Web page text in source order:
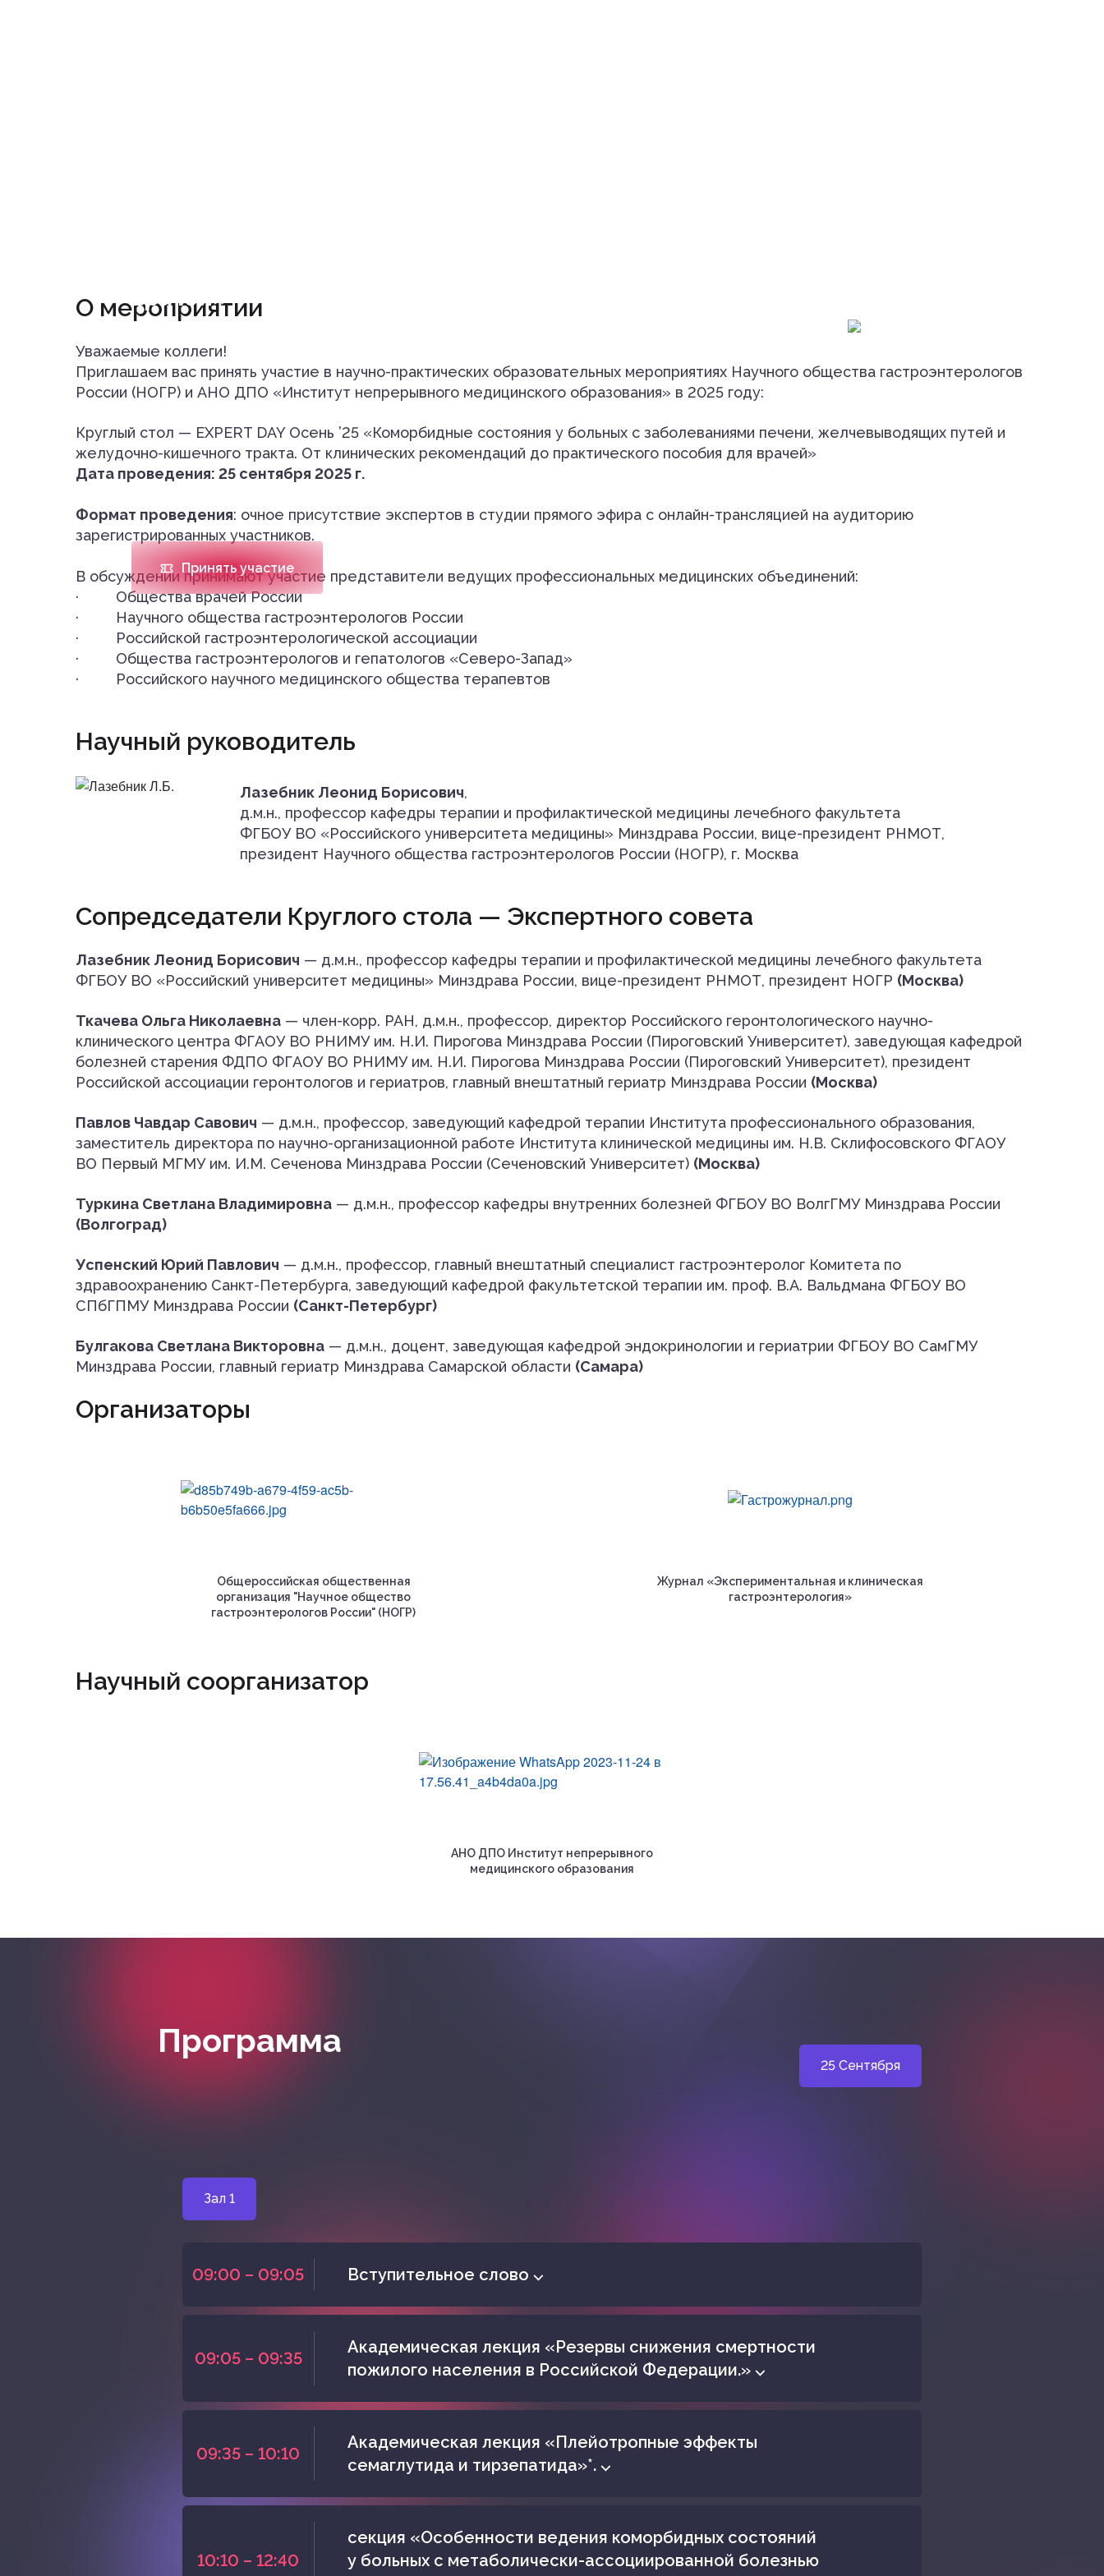
врачей»
25.09.2025
Место проведения
Онлайн
Принять участие
О мероприятии
Уважаемые коллеги!
Приглашаем вас принять участие в научно-практических образовательных мероприятиях Научного общества гастроэнтерологов
России (НОГР) и АНО ДПО «Институт непрерывного медицинского образования» в 2025 году:
Круглый стол — EXPERT DAY Осень ’25 «Коморбидные состояния у больных с заболеваниями печени, желчевыводящих путей и
желудочно-кишечного тракта. От клинических рекомендаций до практического пособия для врачей»
Дата проведения: 25 сентября 2025 г.
Формат проведения: очное присутствие экспертов в студии прямого эфира с онлайн-трансляцией на аудиторию
зарегистрированных участников.
В обсуждении принимают участие представители ведущих профессиональных медицинских объединений:
· Общества врачей России
· Научного общества гастроэнтерологов России
· Российской гастроэнтерологической ассоциации
· Общества гастроэнтерологов и гепатологов «Северо-Запад»
· Российского научного медицинского общества терапевтов
Научный руководитель
Лазебник Леонид Борисович,
д.м.н., профессор кафедры терапии и профилактической медицины лечебного факультета
ФГБОУ ВО «Российского университета медицины» Минздрава России, вице-президент РНМОТ,
президент Научного общества гастроэнтерологов России (НОГР), г. Москва
Сопредседатели Круглого стола — Экспертного совета
Лазебник Леонид Борисович — д.м.н., профессор кафедры терапии и профилактической медицины лечебного факультета
ФГБОУ ВО «Российский университет медицины» Минздрава России, вице-президент РНМОТ, президент НОГР (Москва)
Ткачева Ольга Николаевна — член-корр. РАН, д.м.н., профессор, директор Российского геронтологического научно-
клинического центра ФГАОУ ВО РНИМУ им. Н.И. Пирогова Минздрава России (Пироговский Университет), заведующая кафедрой
болезней старения ФДПО ФГАОУ ВО РНИМУ им. Н.И. Пирогова Минздрава России (Пироговский Университет), президент
Российской ассоциации геронтологов и гериатров, главный внештатный гериатр Минздрава России (Москва)
Павлов Чавдар Савович — д.м.н., профессор, заведующий кафедрой терапии Института профессионального образования,
заместитель директора по научно-организационной работе Института клинической медицины им. Н.В. Склифосовского ФГАОУ
ВО Первый МГМУ им. И.М. Сеченова Минздрава России (Сеченовский Университет) (Москва)
Туркина Светлана Владимировна — д.м.н., профессор кафедры внутренних болезней ФГБОУ ВО ВолгГМУ Минздрава России
(Волгоград)
Успенский Юрий Павлович — д.м.н., профессор, главный внештатный специалист гастроэнтеролог Комитета по
здравоохранению Санкт-Петербурга, заведующий кафедрой факультетской терапии им. проф. В.А. Вальдмана ФГБОУ ВО
СПбГПМУ Минздрава России (Санкт-Петербург)
Булгакова Светлана Викторовна — д.м.н., доцент, заведующая кафедрой эндокринологии и гериатрии ФГБОУ ВО СамГМУ
Минздрава России, главный гериатр Минздрава Самарской области (Самара)
Организаторы
Общероссийская общественная
организация "Научное общество
гастроэнтерологов России" (НОГР)
Журнал «Экспериментальная и клиническая
гастроэнтерология»
Научный соорганизатор
АНО ДПО Институт непрерывного
медицинского образования
Программа
25 Сентября
Зал 1
09:00 – 09:05 Вступительное слово ⌵
09:05 – 09:35
Академическая лекция «Резервы снижения смертности
пожилого населения в Российской Федерации.» ⌵
09:35 – 10:10
Академическая лекция «Плейотропные эффекты
семаглутида и тирзепатида»*. ⌵
10:10 – 12:40
секция «Особенности ведения коморбидных состояний
у больных с метаболически-ассоциированной болезнью